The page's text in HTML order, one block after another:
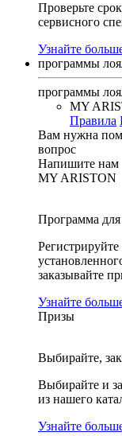
Проверьте
сервисного
Узнайте
программы
программы
MY
Правила
Вам нужна
вопрос
Напишите нам
MY ARISTON
Программа
заказывайте
Узнайте
Призы
Выбирайте,
Выбирайте и
из нашего
Узнайте